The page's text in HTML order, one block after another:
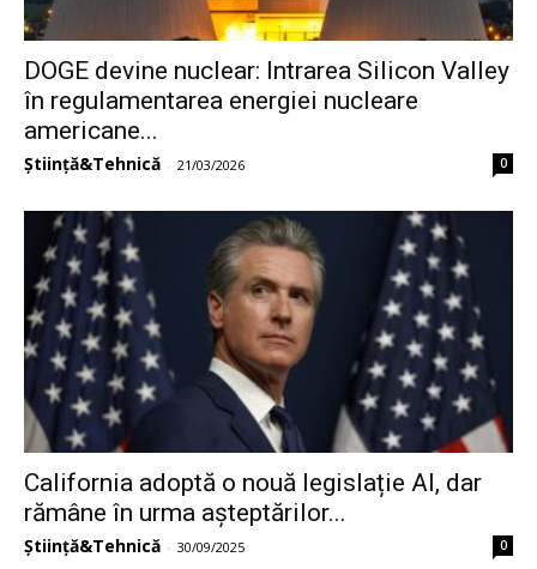
DOGE devine nuclear: Intrarea Silicon Valley
în regulamentarea energiei nucleare
americane...
Știință&Tehnică - 21/03/2026 0
California adoptă o nouă legislație AI, dar
rămâne în urma așteptărilor...
Știință&Tehnică - 30/09/2025 0